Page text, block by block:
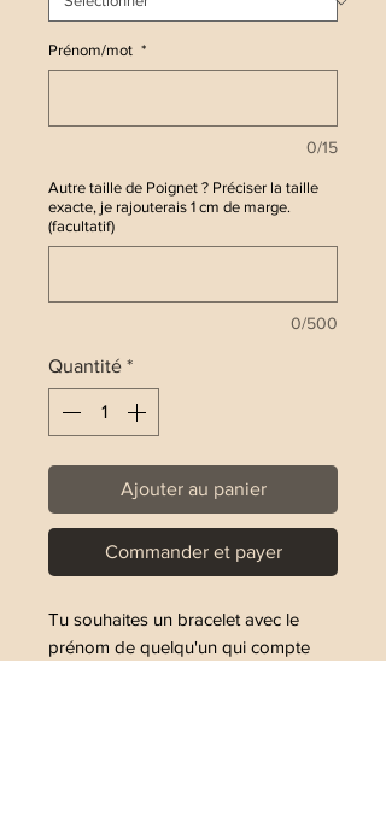
Prénom/mot *
0/15
Autre taille de Poignet ? Préciser la taille
exacte, je rajouterais 1 cm de marge.
(facultatif)
0/500
Quantité *
Ajouter au panier
Commander et payer
Tu souhaites un bracelet avec le
prénom de quelqu'un qui compte